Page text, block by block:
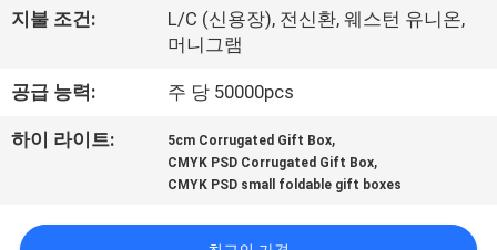
공
견
학
품
지불 조건:
L/C (신용장), 전신환, 웨스턴 유니온,
머니그램
공급 능력: 주 당 50000pcs
하이 라이트: 5cm Corrugated Gift Box,
CMYK PSD Corrugated Gift Box,
CMYK PSD small foldable gift boxes